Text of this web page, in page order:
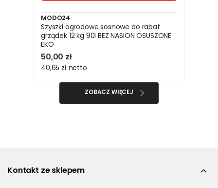
MODO24
Szyszki ogrodowe sosnowe do rabat
grządek 12 kg 90l BEZ NASION OSUSZONE
EKO
50,00 zł
40,65 zł netto
ZOBACZ WIĘCEJ
Kontakt ze sklepem